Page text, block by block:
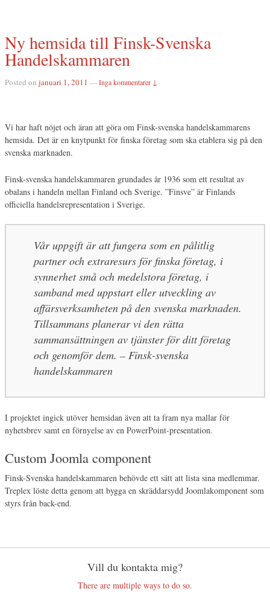
Ny hemsida till Finsk-Svenska
Handelskammaren
Posted on januari 1, 2011 —Inga kommentarer ↓
Vi har haft nöjet och äran att göra om Finsk-svenska handelskammarens
hemsida. Det är en knytpunkt för finska företag som ska etablera sig på den
svenska marknaden.
Finsk-svenska handelskammaren grundades år 1936 som ett resultat av
obalans i handeln mellan Finland och Sverige. ”Finsve” är Finlands
officiella handelsrepresentation i Sverige.
Vår uppgift är att fungera som en pålitlig
partner och extraresurs för finska företag, i
synnerhet små och medelstora företag, i
samband med uppstart eller utveckling av
affärsverksamheten på den svenska marknaden.
Tillsammans planerar vi den rätta
sammansättningen av tjänster för ditt företag
och genomför dem. – Finsk-svenska
handelskammaren
I projektet ingick utöver hemsidan även att ta fram nya mallar för
nyhetsbrev samt en förnyelse av en PowerPoint-presentation.
Custom Joomla component
Finsk-Svenska handelskammaren behövde ett sätt att lista sina medlemmar.
Treplex löste detta genom att bygga en skräddarsydd Joomlakomponent som
styrs från back-end.
Vill du kontakta mig?
There are multiple ways to do so.